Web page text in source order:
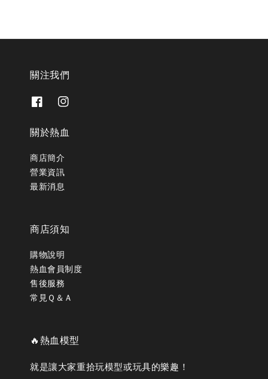
關注我們
關於熱血
商店簡介
營業資訊
最新消息
商店須知
購物說明
熱血會員制度
售後服務
常見Ｑ＆Ａ
🔥熱血模型
就是讓大家重拾玩模型或玩具的樂趣！